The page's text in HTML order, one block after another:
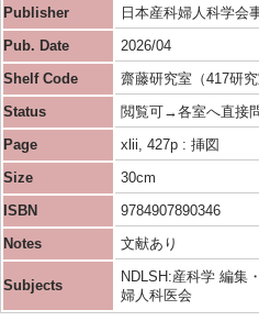
Publisher
日本産科婦人科学会
Pub. Date
2026/04
Shelf Code
齋藤研究室（417研究
Status
閲覧可→各室へ直接
Page
xlii, 427p : 挿図
Size
30cm
ISBN
9784907890346
Notes
文献あり
Subjects
NDLSH:産科学 編集
婦人科医会